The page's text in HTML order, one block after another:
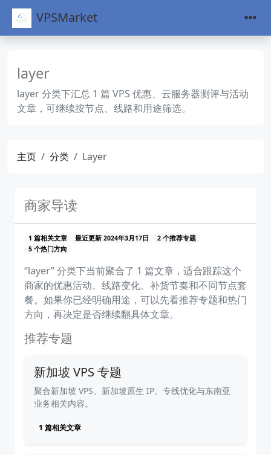
VPSMarket
layer
layer 分类下汇总 1 篇 VPS 优惠、云服务器测评与活动
文章，可继续按节点、线路和用途筛选。
主页 分类 Layer
商家导读
1 篇相关文章 最近更新 2024年3月17日
2 个推荐专题
5 个热门方向
“layer” 分类下当前聚合了 1 篇文章，适合跟踪这个
商家的优惠活动、线路变化、补货节奏和不同节点套
餐。如果你已经明确用途，可以先看推荐专题和热门
方向，再决定是否继续翻具体文章。
推荐专题
新加坡 VPS 专题
聚合新加坡 VPS、新加坡原生 IP、专线优化与东南亚
业务相关内容。
1 篇相关文章